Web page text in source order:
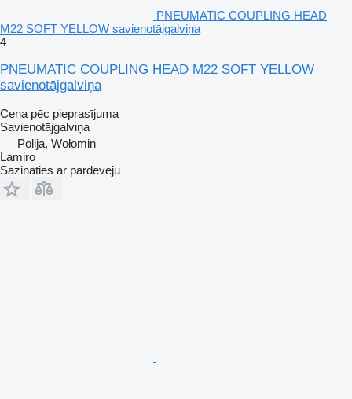
PNEUMATIC COUPLING HEAD
M22 SOFT YELLOW savienotājgalviņa
4
PNEUMATIC COUPLING HEAD M22 SOFT YELLOW
savienotājgalviņa
Cena pēc pieprasījuma
Savienotājgalviņa
Polija, Wołomin
Lamiro
Sazināties ar pārdevēju